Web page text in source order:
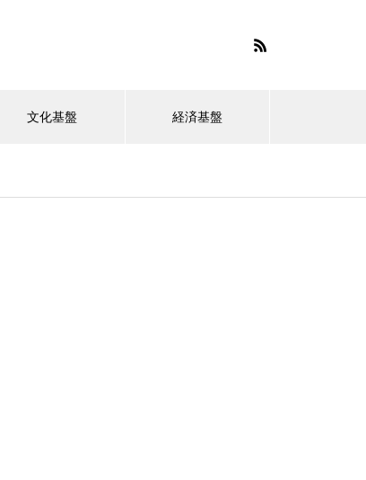
文化基盤 経済基盤